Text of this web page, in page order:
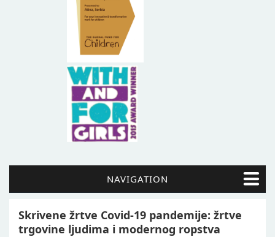
NAVIGATION
Skrivene žrtve Covid-19 pandemije: žrtve
trgovine ljudima i modernog ropstva